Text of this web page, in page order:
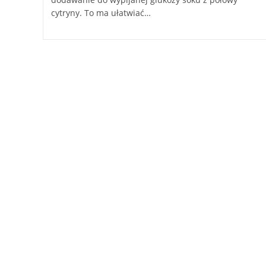
cytryny. To ma ułatwiać…